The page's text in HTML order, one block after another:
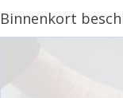
Binnenkort